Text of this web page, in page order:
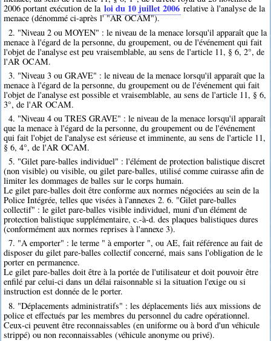
2006 portant exécution de la loi du 10 juillet 2006 relative à l'analyse de la
menace (dénommé ci-après l' "AR OCAM").
2. "Niveau 2 ou MOYEN" : le niveau de la menace lorsqu'il apparaît que la
menace à l'égard de la personne, du groupement, ou de l'événement qui fait
l'objet de l'analyse est peu vraisemblable, au sens de l'article 11, § 6, 2°, de
l'AR OCAM.
3. "Niveau 3 ou GRAVE" : le niveau de la menace lorsqu'il apparaît que la
menace à l'égard de la personne, du groupement ou de l'événement qui fait
l'objet de l'analyse est possible et vraisemblable, au sens de l'article 11, § 6,
3°, de l'AR OCAM.
4. "Niveau 4 ou TRES GRAVE" : le niveau de la menace lorsqu'il apparaît
que la menace à l'égard de la personne, du groupement ou de l'événement
qui fait l'objet de l'analyse est sérieuse et imminente, au sens de l'article 11,
§ 6, 4°, de l'AR OCAM.
5. "Gilet pare-balles individuel" : l'élément de protection balistique discret
(non visible) ou visible, ou gilet pare-balles, utilisé comme cuirasse afin de
limiter les dommages de balles sur le corps humain.
Le gilet pare-balles doit être conforme aux normes négociées au sein de la
Police Intégrée, telles que visées à l'annexes 2. 6. "Gilet pare-balles
collectif" : le gilet pare-balles visible individuel, muni d'un élément de
protection balistique supplémentaire, c.-à-d. des plaques balistiques dures
(conformément aux normes reprises à l'annexe 3).
7. "A emporter" : le terme " à emporter ", ou AE, fait référence au fait de
disposer du gilet pare-balles collectif concerné, mais sans l'obligation de le
porter en permanence.
Le gilet pare-balles doit être à la portée de l'utilisateur et doit pouvoir être
enfilé par celui-ci dans un délai raisonnable si la situation l'exige ou si
instruction est donnée de le porter.
8. "Déplacements administratifs" : les déplacements liés aux missions de
police et effectués par les membres du personnel du cadre opérationnel.
Ceux-ci peuvent être reconnaissables (en uniforme ou à bord d'un véhicule
strippé) ou non reconnaissables (véhicule anonyme ou privé).